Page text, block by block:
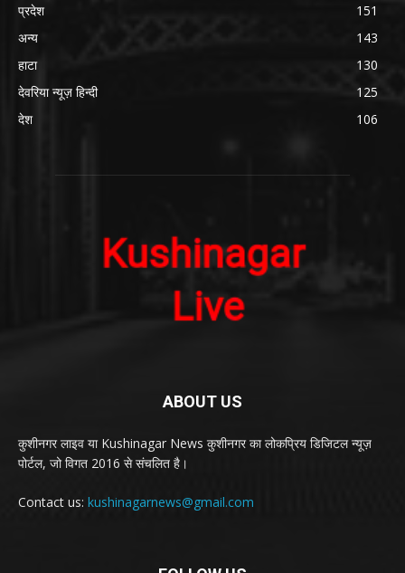
प्रदेश
151
अन्य
143
हाटा
130
देवरिया न्यूज़ हिन्दी
125
देश
106
ABOUT US
कुशीनगर लाइव या Kushinagar News कुशीनगर का लोकप्रिय डिजिटल न्यूज़
पोर्टल, जो विगत 2016 से संचलित है।
Contact us: kushinagarnews@gmail.com